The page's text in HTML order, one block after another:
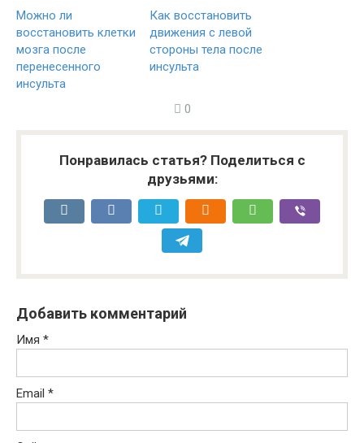
Можно ли
восстановить клетки
мозга после
перенесенного
инсульта
Как восстановить
движения с левой
стороны тела после
инсульта
0
Понравилась статья? Поделиться с
друзьями:
Добавить комментарий
Имя *
Email *